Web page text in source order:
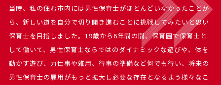
当時、私の住む市内には男性保育士がほとんどいなかったことか
ら、新しい道を自分で切り開き進むことに挑戦してみたいと思い
保育士を目指しました。19歳から6年間の間、保育園で保育士と
して働いて、男性保育士ならではのダイナミックな遊びや、体を
動かす遊び、力仕事や雑用、行事の準備など何でも行い、将来の
男性保育士の雇用がもっと拡大し必要な存在となるよう様々なこ